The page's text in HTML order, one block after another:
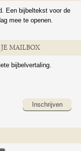
Een bijbeltekst voor de
mee te openen.
MAILBOX
bijbelvertaling.
Inschrijven